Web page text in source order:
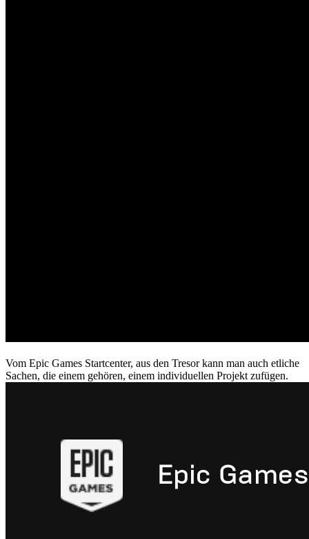
Vom Epic Games Startcenter, aus den Tresor kann man auch etliche
Sachen, die einem gehören, einem individuellen Projekt zufügen.